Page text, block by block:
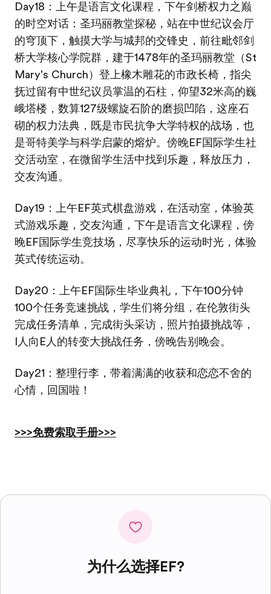
Day18：上午是语言文化课程，下午剑桥权力之巅
的时空对话：圣玛丽教堂探秘，站在中世纪议会厅
的穹顶下，触摸大学与城邦的交锋史，前往毗邻剑
桥大学核心学院群，建于1478年的圣玛丽教堂（St
Mary's Church）登上橡木雕花的市政长椅，指尖
抚过留有中世纪议员掌温的石柱，仰望32米高的巍
峨塔楼，数算127级螺旋石阶的磨损凹陷，这座石
砌的权力法典，既是市民抗争大学特权的战场，也
是哥特美学与科学启蒙的熔炉。傍晚EF国际学生社
交活动室，在微留学生活中找到乐趣，释放压力，
交友沟通。
Day19：上午EF英式棋盘游戏，在活动室，体验英
式游戏乐趣，交友沟通，下午是语言文化课程，傍
晚EF国际学生竞技场，尽享快乐的运动时光，体验
英式传统运动。
Day20：上午EF国际生毕业典礼，下午100分钟
100个任务竞速挑战，学生们将分组，在伦敦街头
完成任务清单，完成街头采访，照片拍摄挑战等，
I人向E人的转变大挑战任务，傍晚告别晚会。
Day21：整理行李，带着满满的收获和恋恋不舍的
心情，回国啦！
>>>免费索取手册>>>
为什么选择EF?